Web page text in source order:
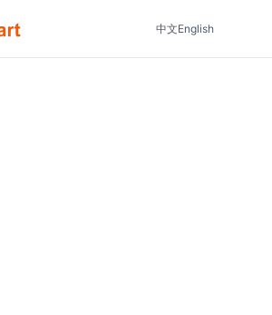
中文English